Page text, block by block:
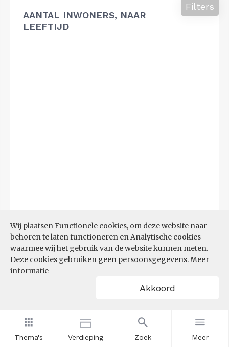
Thema's Verdieping Zoek Meer
Wij plaatsen Functionele cookies, om deze website naar
behoren te laten functioneren en Analytische cookies
waarmee wij het gebruik van de website kunnen meten.
Deze cookies gebruiken geen persoonsgegevens.Meer
informatie
Akkoord
AANTAL INWONERS, NAAR
LEEFTIJD
Filters
DEMOGRAFISCHE DRUK
Filters